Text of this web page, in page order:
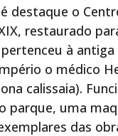
destaque o
restaurado
à antiga
o médico
calissaia).
parque, uma
das